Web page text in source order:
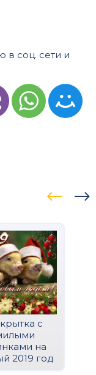
в соц. сети и
с
на
2019 год